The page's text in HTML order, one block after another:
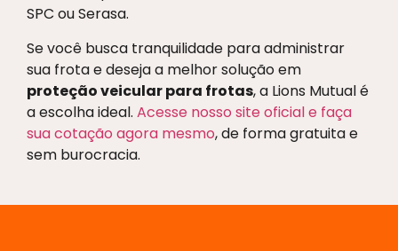
SPC ou Serasa.
Se você busca tranquilidade para administrar
sua frota e deseja a melhor solução em
proteção veicular para frotas, a Lions Mutual é
a escolha ideal. Acesse nosso site oficial e faça
sua cotação agora mesmo, de forma gratuita e
sem burocracia.